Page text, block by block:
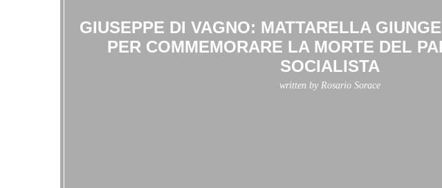
GIUSEPPE DI VAGNO: MATTARELLA
PER COMMEMORARE LA MORTE DEL
SOCIALISTA
written by Rosario Sorace